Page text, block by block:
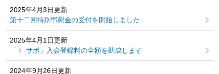
2025年4月3日更新
第十二回特別弔慰金の受付を開始しました
2025年4月1日更新
「ｉ-サポ」入会登録料の全額を助成します
2024年9月26日更新